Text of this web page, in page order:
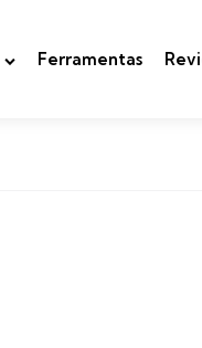
Ferramentas